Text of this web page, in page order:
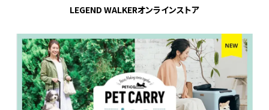
LEGEND WALKERオンラインストア